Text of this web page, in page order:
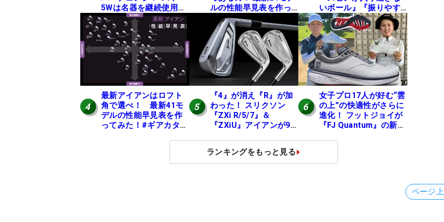
5Wは名器を継続使用
中 #男子プロセッティ
ング
ルの性能早見表を作っ
てみた #ギアカタログ
2026
いボール』『振りやす
いシャフト』『真っす
ぐ飛ぶドライバー』 #
女子プロセッティング
4
最新アイアンはロフト
角で選べ！ 最新41モ
デルの性能早見表を作
ってみた！#ギアカタロ
5
『4』が消え『R』が加
わった！ スリクソン
『ZXi R/5/7』＆
『ZXiU』アイアンが9
6
女子プロ17人が好む“雲
の上”の快適性がさらに
進化！ フットジョイが
『FJ Quantum』の新作
ランキングをもっと見る
ページ